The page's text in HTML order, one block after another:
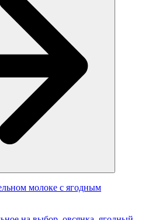
молоке с ягодным